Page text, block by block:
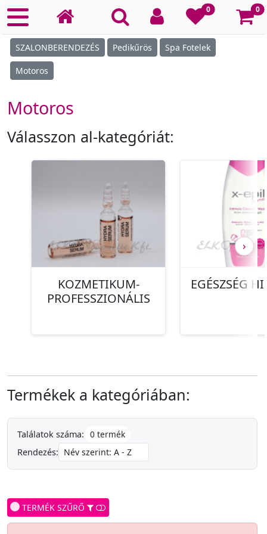
0 0
SZALONBERENDEZÉS Pedikűrös Spa Fotelek
Motoros
Motoros
Válasszon al-kategóriát:
KOZMETIKUM-
PROFESSZIONÁLIS
EGÉSZSÉG
›
Termékek a kategóriában:
Találatok száma: 0 termék
Rendezés:
TERMÉK SZŰRŐ